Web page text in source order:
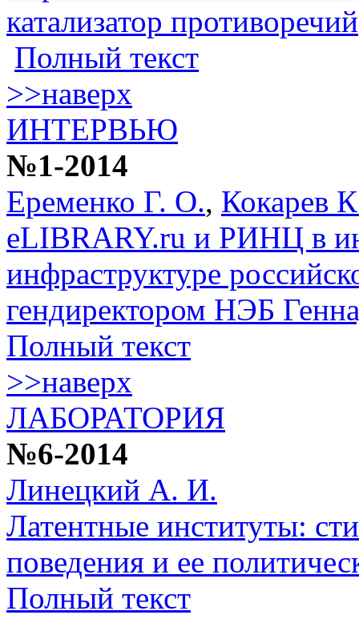
катализатор противоречий
Полный текст
>>наверх
ИНТЕРВЬЮ
№1-2014
Еременко Г. О., Кокарев
eLIBRARY.ru и РИНЦ в
инфраструктуре
гендиректором НЭБ
Полный текст
>>наверх
ЛАБОРАТОРИЯ
№6-2014
Линецкий А. И.
Латентные институты:
поведения и ее
Полный текст